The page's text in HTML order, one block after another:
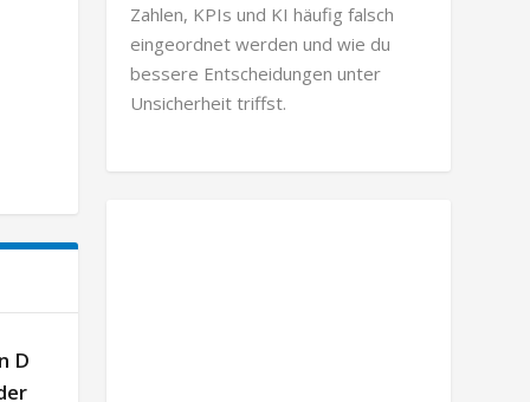
D
Zahlen, KPIs und KI häufig falsch
eingeordnet werden und wie du
bessere Entscheidungen unter
Unsicherheit triffst.